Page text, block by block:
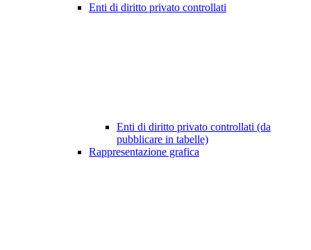
Enti di diritto privato controllati
Enti di diritto privato controllati (da
pubblicare in tabelle)
Rappresentazione grafica